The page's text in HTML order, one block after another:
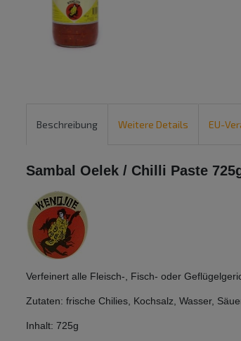
Beschreibung Weitere Details EU-
Sambal Oelek / Chilli Paste
Verfeinert alle Fleisch-, Fisch- oder
Zutaten: frische Chilies, Kochsalz, Wasser,
Inhalt: 725g